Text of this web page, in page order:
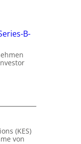
B-
(KES)
von